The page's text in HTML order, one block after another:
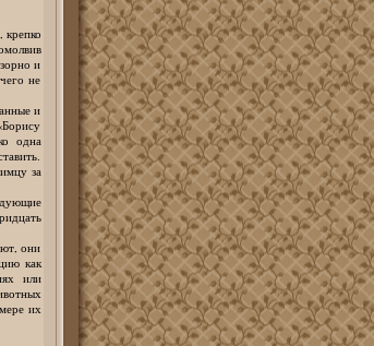
крепко
и
не
и
одна
за
они
как
или
их